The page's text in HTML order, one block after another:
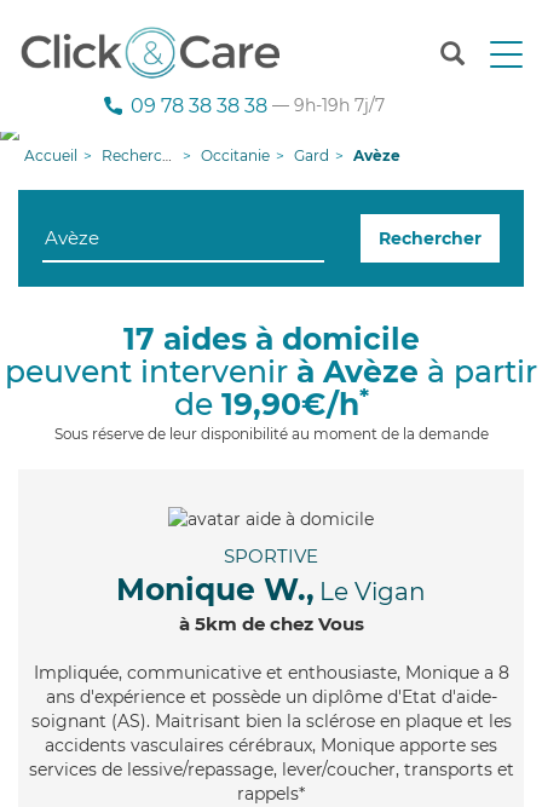
T
n
g
i
09 78 38 38 38 — 9h-19h 7j/7
Accueil Recherche aide à domicile Occitanie Gard Avèze
Rechercher
17 aides à domicile
peuvent intervenir à Avèze à partir
de 19,90€/h*
Sous réserve de leur disponibilité au moment de la demande
SPORTIVE
Monique W., Le Vigan
à 5km de chez Vous
Impliquée, communicative et enthousiaste, Monique a 8
ans d'expérience et possède un diplôme d'Etat d'aide-
soignant (AS). Maitrisant bien la sclérose en plaque et les
accidents vasculaires cérébraux, Monique apporte ses
services de lessive/repassage, lever/coucher, transports et
rappels*